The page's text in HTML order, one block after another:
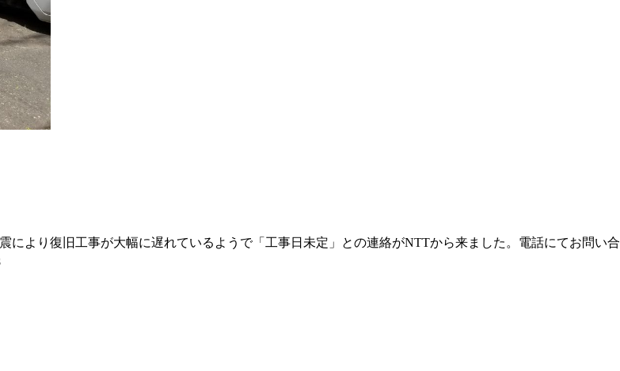
により復旧工事が大幅に遅れているようで「工事日未定」との連絡がNTTから来ました。電話にてお問い合